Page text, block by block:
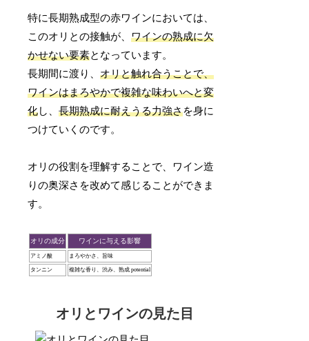
特に長期熟成型の赤ワインにおいては、
このオリとの接触が、ワインの熟成に欠
かせない要素となっています。
長期間に渡り、オリと触れ合うことで、
ワインはまろやかで複雑な味わいへと変
化し、長期熟成に耐えうる力強さを身に
つけていくのです。
オリの役割を理解することで、ワイン造
りの奥深さを改めて感じることができま
す。
オリの成分 ワインに与える影響
アミノ酸 まろやかさ、旨味
タンニン 複雑な香り、渋み、熟成 potential
オリとワインの見た目